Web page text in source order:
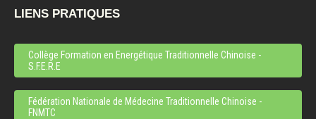
LIENS PRATIQUES
Collège Formation en Energétique Traditionnelle Chinoise -
S.F.E.R.E
Fédération Nationale de Médecine Traditionnelle Chinoise -
FNMTC